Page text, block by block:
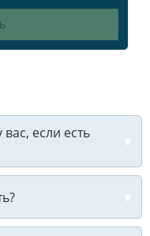
если есть